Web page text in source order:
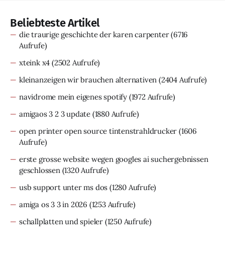
Beliebteste Artikel
die traurige geschichte der karen carpenter(6716
Aufrufe)
xteink x4 (2502 Aufrufe)
kleinanzeigen wir brauchen alternativen (2404 Aufrufe)
navidrome mein eigenes spotify (1972 Aufrufe)
amigaos 3 2 3 update (1880 Aufrufe)
open printer open source tintenstrahldrucker (1606
Aufrufe)
erste grosse website wegen googles ai suchergebnissen
geschlossen(1320 Aufrufe)
usb support unter ms dos (1280 Aufrufe)
amiga os 3 3 in 2026 (1253 Aufrufe)
schallplatten und spieler (1250 Aufrufe)